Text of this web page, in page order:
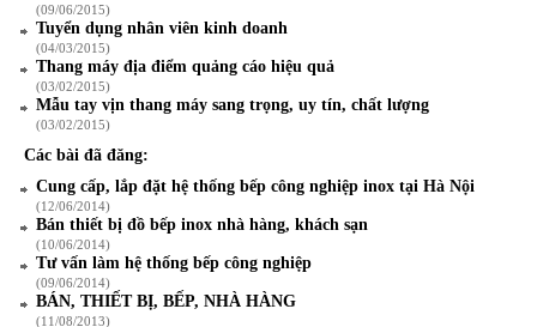
(09/06/2015)
Tuyển dụng nhân viên kinh doanh
(04/03/2015)
Thang máy địa điểm quảng cáo hiệu quả
(03/02/2015)
Mẫu tay vịn thang máy sang trọng, uy tín, chất lượng
(03/02/2015)
Các bài đã đăng:
Cung cấp, lắp đặt hệ thống bếp công nghiệp inox tại Hà Nội
(12/06/2014)
Bán thiết bị đồ bếp inox nhà hàng, khách sạn
(10/06/2014)
Tư vấn làm hệ thống bếp công nghiệp
(09/06/2014)
BÁN, THIẾT BỊ, BẾP, NHÀ HÀNG
(11/08/2013)